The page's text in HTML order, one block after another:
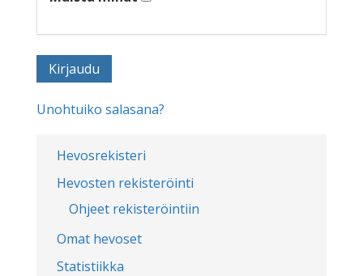
Hevosrekisteri
Hevosten rekisteröinti
Ohjeet rekisteröintiin
Omat hevoset
Statistiikka
Unohtuiko salasana?